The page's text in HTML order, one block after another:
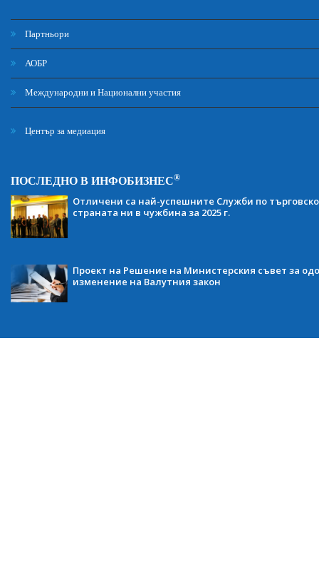
Партньори
АОБР
Международни и Национални участия
Център за медиация
ПОСЛЕДНО В ИНФОБИЗНЕС®
Отличени са най-успешните Служби по
страната ни в чужбина за 2025 г.
Проект на Решение на Министерския съвет за
изменение на Валутния закон